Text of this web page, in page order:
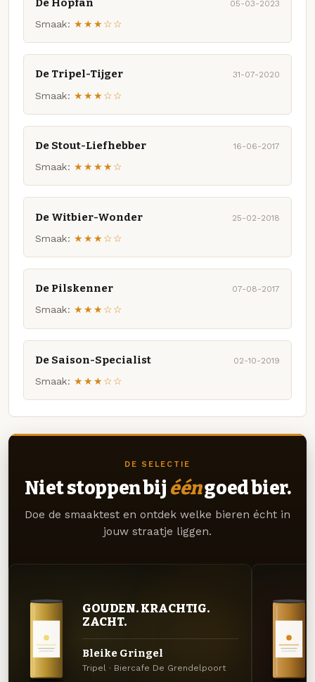
De Hopfan 05-03-2023
Smaak: ★★★☆☆
De Tripel-Tijger 31-07-2020
Smaak: ★★★☆☆
De Stout-Liefhebber 16-06-2017
Smaak: ★★★★☆
De Witbier-Wonder 25-02-2018
Smaak: ★★★☆☆
De Pilskenner 07-08-2017
Smaak: ★★★☆☆
De Saison-Specialist 02-10-2019
Smaak: ★★★☆☆
DE SELECTIE
Niet stoppen bij ééngoed bier.
Doe de smaaktest en ontdek welke bieren écht in
jouw straatje liggen.
GOUDEN. KRACHTIG.
ZACHT.
Bleike Gringel
Tripel · Biercafe De Grendelpoort